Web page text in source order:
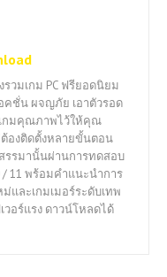
วมเกม PC ฟรียอดนิยม
คชั่น ผจญภัย เอาตัวรอด
เกมคุณภาพไว้ให้คุณ
องติดตั้งหลายขั้นตอน
รรมานั้นผ่านการทดสอบ
/ 11 พร้อมคำแนะนำการ
และเกมเมอร์ระดับเทพ
วอร์แรง ดาวน์โหลดได้